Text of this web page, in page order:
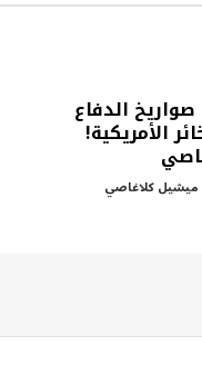
الدفاع
الأمريكية!
ميشيل كلاغاصي